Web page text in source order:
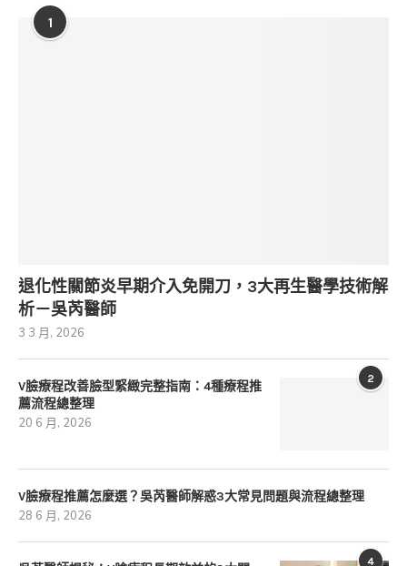
1
退化性關節炎早期介入免開刀，3大再生醫學技術解
析－吳芮醫師
3 3 月, 2026
2
V臉療程改善臉型緊緻完整指南：4種療程推
薦流程總整理
20 6 月, 2026
V臉療程推薦怎麼選？吳芮醫師解惑3大常見問題與流程總整理
28 6 月, 2026
4